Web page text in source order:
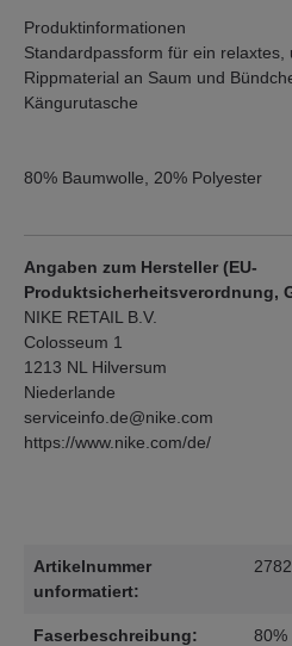
Produktinformationen
Standardpassform für ein
Rippmaterial an Saum und
Kängurutasche
80% Baumwolle, 20% Polyester
Angaben zum Hersteller (EU-
Produktsicherheitsverordnung,
NIKE RETAIL B.V.
Colosseum 1
1213 NL Hilversum
Niederlande
serviceinfo.de@nike.com
https://www.nike.com/de/
Artikelnummer
unformatiert:
Faserbeschreibung: 80%